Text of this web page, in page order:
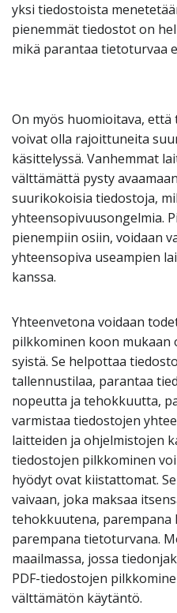
yksi tiedostoista
pienemmät tiedostot on
mikä parantaa tietoturvaa
On myös huomioitava,
voivat olla rajoittuneita
käsittelyssä. Vanhemmat
välttämättä pysty
suurikokoisia tiedostoja,
yhteensopivuusongelmia.
pienempiin osiin, voidaan
yhteensopiva useampien
kanssa.
Yhteenvetona voidaan
pilkkominen koon
syistä. Se helpottaa
tallennustilaa, parantaa
nopeutta ja tehokkuutta,
varmistaa tiedostojen
laitteiden ja ohjelmistojen
tiedostojen pilkkominen
hyödyt ovat kiistattomat.
vaivaan, joka maksaa
tehokkuutena, parempana
parempana tietoturvana.
maailmassa, jossa
PDF-tiedostojen
välttämätön käytäntö.